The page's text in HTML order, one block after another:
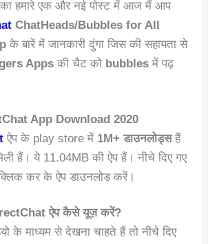
हमारे एक और नई पोस्ट में आज मैं आप
ChatHeads/Bubbles for All
के बारें में जानकारी दुंगा जिस की सहायता से
Apps की चैट को bubbles में पढ़
App Download 2020
ऐप के play store में 1M+ डाउनलोड्सहैं
हैं। ये 11.04MB की ऐप हैं। नीचे दिए गए
कर के ऐप डाउनलोड करें।
ऐप कैसे यूज़ करें?
के माध्यम से देखना चाहते हैं तो नीचे दिए